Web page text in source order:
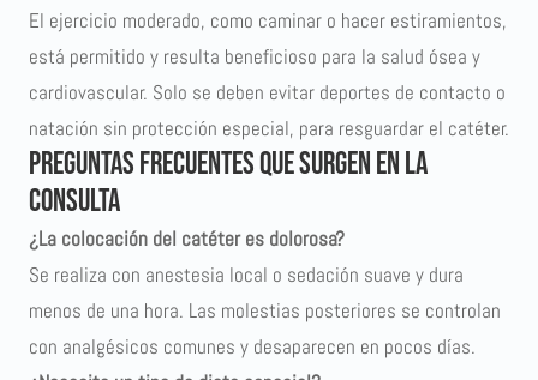
El ejercicio moderado, como caminar o hacer estiramientos,
está permitido y resulta beneficioso para la salud ósea y
cardiovascular. Solo se deben evitar deportes de contacto o
natación sin protección especial, para resguardar el catéter.
Preguntas frecuentes que surgen en la
consulta
¿La colocación del catéter es dolorosa?
Se realiza con anestesia local o sedación suave y dura
menos de una hora. Las molestias posteriores se controlan
con analgésicos comunes y desaparecen en pocos días.